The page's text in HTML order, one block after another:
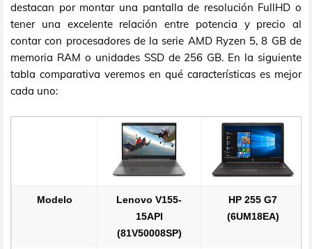
destacan por montar una pantalla de resolución FullHD o
tener una excelente relación entre potencia y precio al
contar con procesadores de la serie AMD Ryzen 5, 8 GB de
memoria RAM o unidades SSD de 256 GB. En la siguiente
tabla comparativa veremos en qué características es mejor
cada uno:
Modelo
Lenovo V155-
15API
(81V50008SP)
HP 255 G7
(6UM18EA)